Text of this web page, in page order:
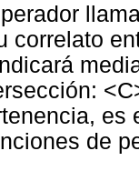
correlato
es
de